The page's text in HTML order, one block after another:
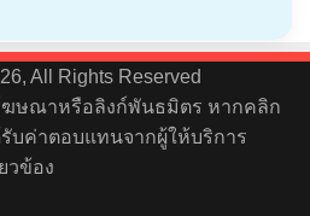
All Rights Reserved
ฆษณาหรือลิงก์พันธมิตร หากคลิก
รับค่าตอบแทนจากผู้ให้บริการ
วข้อง